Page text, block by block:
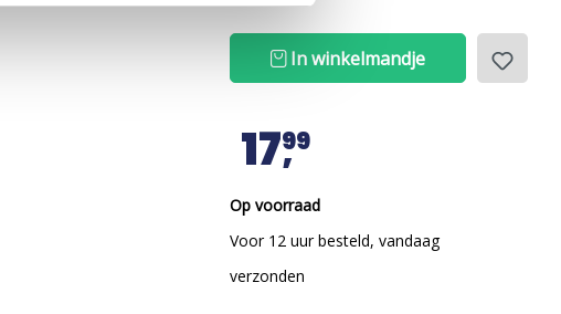
In winkelmandje
1799
Op voorraad
Voor 12 uur besteld, vandaag
verzonden